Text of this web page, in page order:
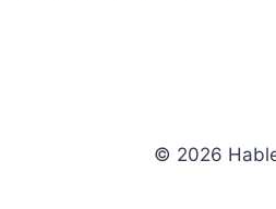
© 2026